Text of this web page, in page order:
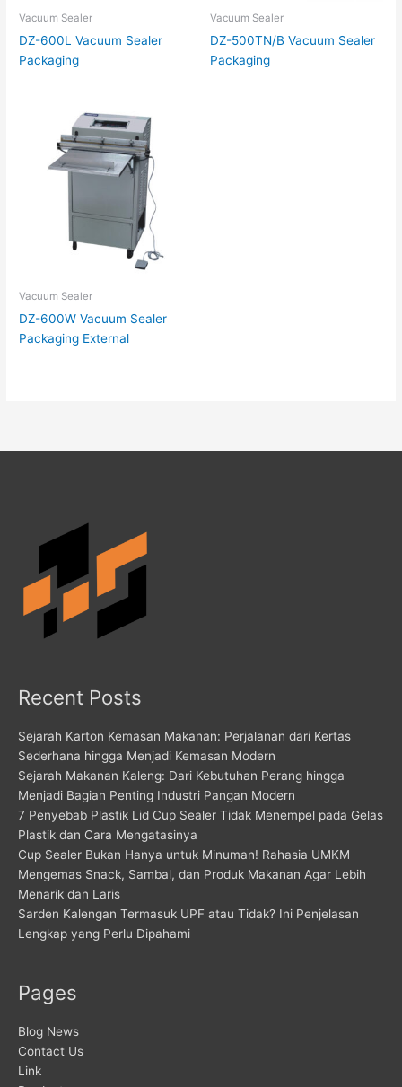
Vacuum Sealer
DZ-600L Vacuum Sealer
Packaging
Vacuum Sealer
DZ-500TN/B Vacuum Sealer
Packaging
Vacuum Sealer
DZ-600W Vacuum Sealer
Packaging External
Recent Posts
Sejarah Karton Kemasan Makanan: Perjalanan dari Kertas
Sederhana hingga Menjadi Kemasan Modern
Sejarah Makanan Kaleng: Dari Kebutuhan Perang hingga
Menjadi Bagian Penting Industri Pangan Modern
7 Penyebab Plastik Lid Cup Sealer Tidak Menempel pada Gelas
Plastik dan Cara Mengatasinya
Cup Sealer Bukan Hanya untuk Minuman! Rahasia UMKM
Mengemas Snack, Sambal, dan Produk Makanan Agar Lebih
Menarik dan Laris
Sarden Kalengan Termasuk UPF atau Tidak? Ini Penjelasan
Lengkap yang Perlu Dipahami
Pages
Blog News
Contact Us
Link